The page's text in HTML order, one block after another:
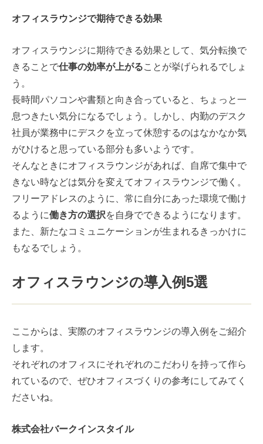
オフィスラウンジで期待できる効果
オフィスラウンジに期待できる効果として、気分転換で
きることで仕事の効率が上がることが挙げられるでしょ
う。
長時間パソコンや書類と向き合っていると、ちょっと一
息つきたい気分になるでしょう。しかし、内勤のデスク
社員が業務中にデスクを立って休憩するのはなかなか気
がひけると思っている部分も多いようです。
そんなときにオフィスラウンジがあれば、自席で集中で
きない時などは気分を変えてオフィスラウンジで働く。
フリーアドレスのように、常に自分にあった環境で働け
るように働き方の選択を自身でできるようになります。
また、新たなコミュニケーションが生まれるきっかけに
もなるでしょう。
オフィスラウンジの導入例5選
ここからは、実際のオフィスラウンジの導入例をご紹介
します。
それぞれのオフィスにそれぞれのこだわりを持って作ら
れているので、ぜひオフィスづくりの参考にしてみてく
ださいね。
株式会社バークインスタイル